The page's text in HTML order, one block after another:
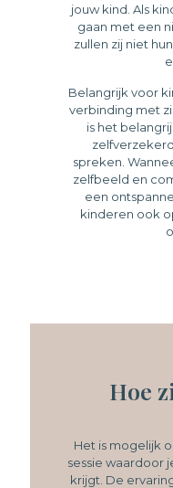
jouw kind. Als
gaan met een
zullen zij niet
Belangrijk voor
verbinding met
is het
spreken.
zelfbeeld en
een
kinderen ook
Hoe
Het is mogelijk
sessie waardoor
krijgt. De